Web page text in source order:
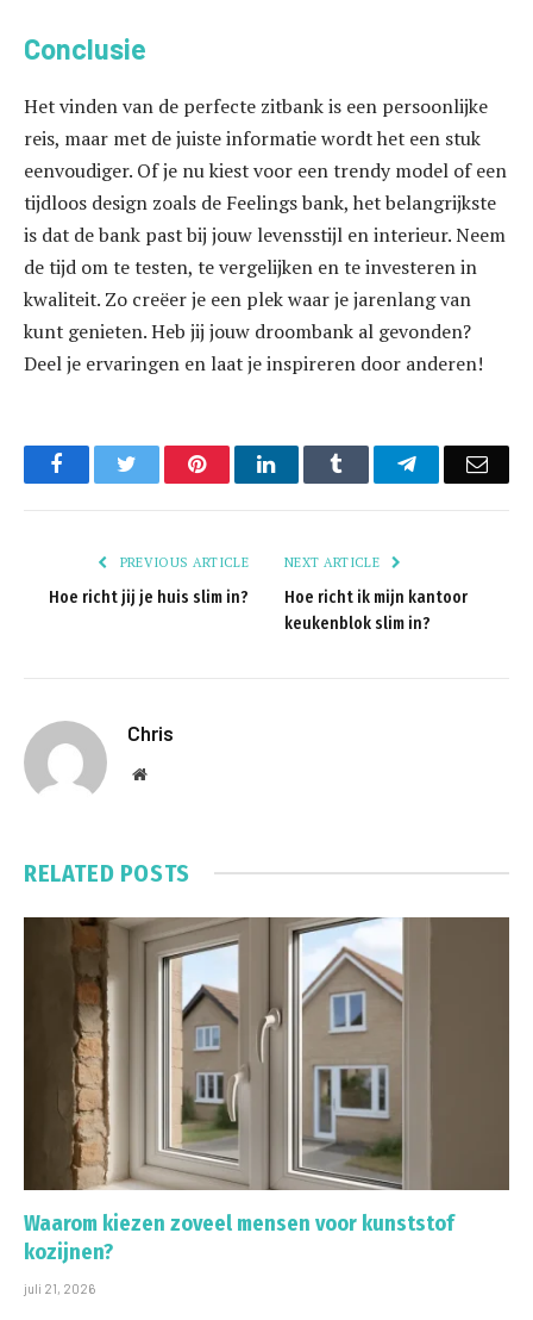
Conclusie
Het vinden van de perfecte zitbank is een persoonlijke
reis, maar met de juiste informatie wordt het een stuk
eenvoudiger. Of je nu kiest voor een trendy model of een
tijdloos design zoals de Feelings bank, het belangrijkste
is dat de bank past bij jouw levensstijl en interieur. Neem
de tijd om te testen, te vergelijken en te investeren in
kwaliteit. Zo creëer je een plek waar je jarenlang van
kunt genieten. Heb jij jouw droombank al gevonden?
Deel je ervaringen en laat je inspireren door anderen!
FacebookTwitter PinterestLinkedIn Tumblr Telegram
PREVIOUS ARTICLE
Hoe richt jij je huis slim in?
NEXT ARTICLE
Hoe richt ik mijn kantoor
keukenblok slim in?
Chris
Website
RELATED POSTS
Waarom kiezen zoveel mensen voor kunststof
kozijnen?
juli 21, 2026